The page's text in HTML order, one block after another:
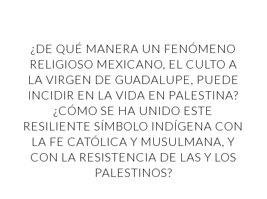
¿DE QUÉ MANERA UN FENÓMENO
RELIGIOSO MEXICANO, EL CULTO A
LA VIRGEN DE GUADALUPE, PUEDE
INCIDIR EN LA VIDA EN PALESTINA?
¿CÓMO SE HA UNIDO ESTE
RESILIENTE SÍMBOLO INDÍGENA CON
LA FE CATÓLICA Y MUSULMANA, Y
CON LA RESISTENCIA DE LAS Y LOS
PALESTINOS?